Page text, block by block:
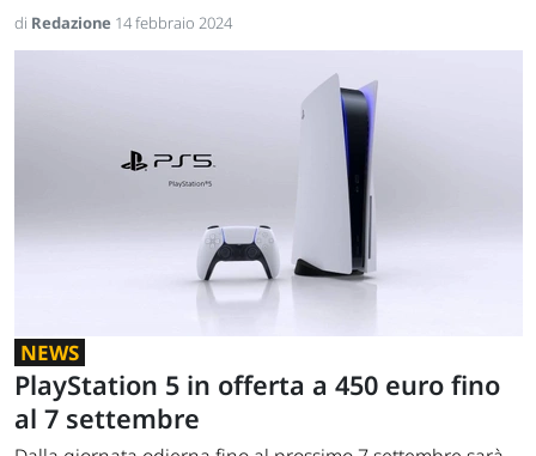
di Redazione 14 febbraio 2024
NEWS
PlayStation 5 in offerta a 450 euro fino
al 7 settembre